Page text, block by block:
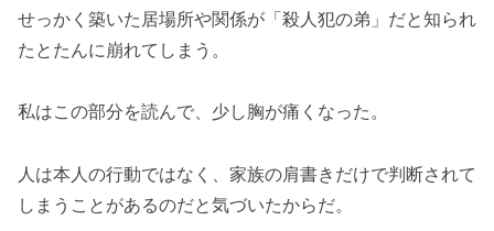
せっかく築いた居場所や関係が「殺人犯の弟」だと知られ
たとたんに崩れてしまう。
私はこの部分を読んで、少し胸が痛くなった。
人は本人の行動ではなく、家族の肩書きだけで判断されて
しまうことがあるのだと気づいたからだ。